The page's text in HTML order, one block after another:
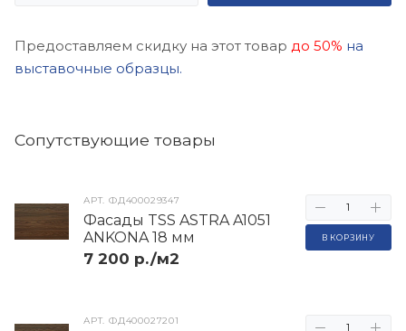
Предоставляем скидку на этот товар до 50% на
выставочные образцы.
Cопутствующие товары
АРТ.ФД400027201
АРТ.ФД400029347
Фасады TSS ASTRA A1051
ANKONA 18 мм
7 200 р./м2
В КОРЗИНУ